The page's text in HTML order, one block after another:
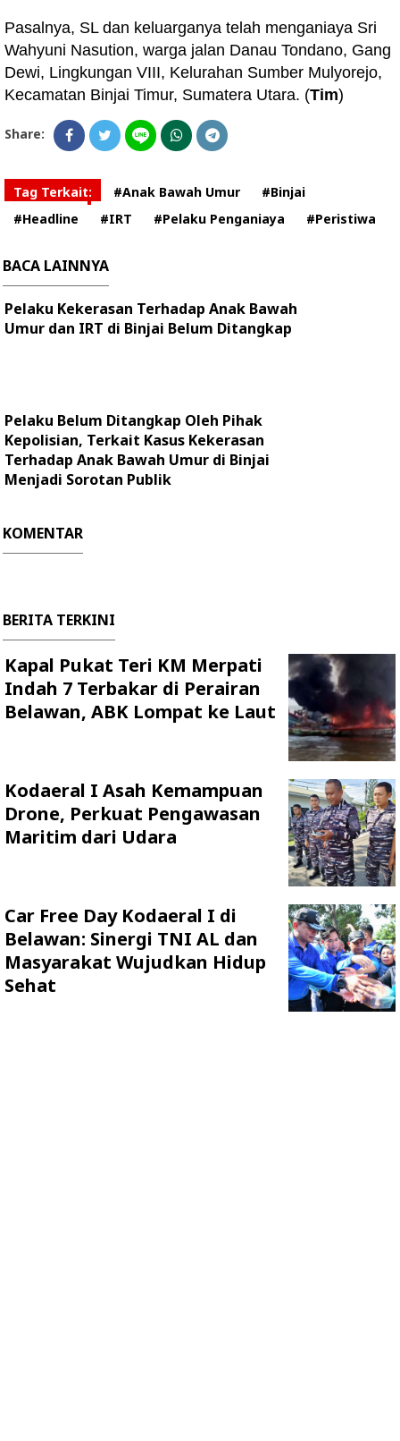
Pasalnya, SL dan keluarganya telah menganiaya Sri
Wahyuni Nasution, warga jalan Danau Tondano, Gang
Dewi, Lingkungan VIII, Kelurahan Sumber Mulyorejo,
Kecamatan Binjai Timur, Sumatera Utara. (Tim)
Share:
Tag Terkait: #Anak Bawah Umur
#Binjai
#Headline
#IRT #Pelaku Penganiaya #Peristiwa
BACA LAINNYA
Pelaku Kekerasan Terhadap Anak Bawah
Umur dan IRT di Binjai Belum Ditangkap
Pelaku Belum Ditangkap Oleh Pihak
Kepolisian, Terkait Kasus Kekerasan
Terhadap Anak Bawah Umur di Binjai
Menjadi Sorotan Publik
KOMENTAR
BERITA TERKINI
Kapal Pukat Teri KM Merpati
Indah 7 Terbakar di Perairan
Belawan, ABK Lompat ke Laut
Kodaeral I Asah Kemampuan
Drone, Perkuat Pengawasan
Maritim dari Udara
Car Free Day Kodaeral I di
Belawan: Sinergi TNI AL dan
Masyarakat Wujudkan Hidup
Sehat